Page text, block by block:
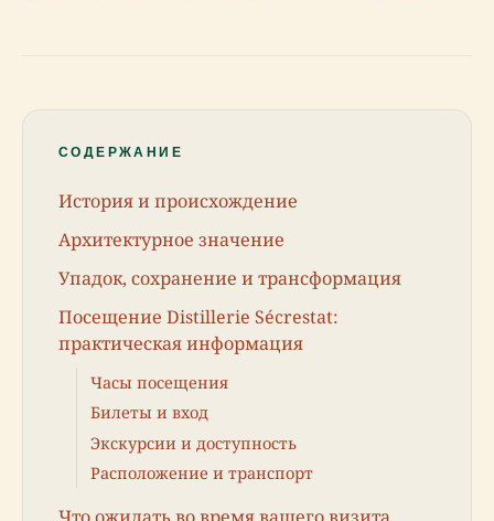
СОДЕРЖАНИЕ
История и происхождение
Архитектурное значение
Упадок, сохранение и трансформация
Посещение Distillerie Sécrestat:
практическая информация
Часы посещения
Билеты и вход
Экскурсии и доступность
Расположение и транспорт